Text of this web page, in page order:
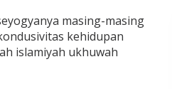
masing-masing
kehidupan
islamiyah ukhuwah